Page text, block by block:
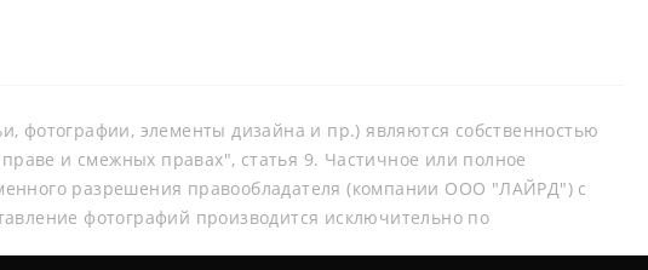
фотографии, элементы дизайна и пр.) являются собственностью
и смежных правах", статья 9. Частичное или полное
разрешения правообладателя (компании ООО "ЛАЙРД") с
фотографий производится исключительно по